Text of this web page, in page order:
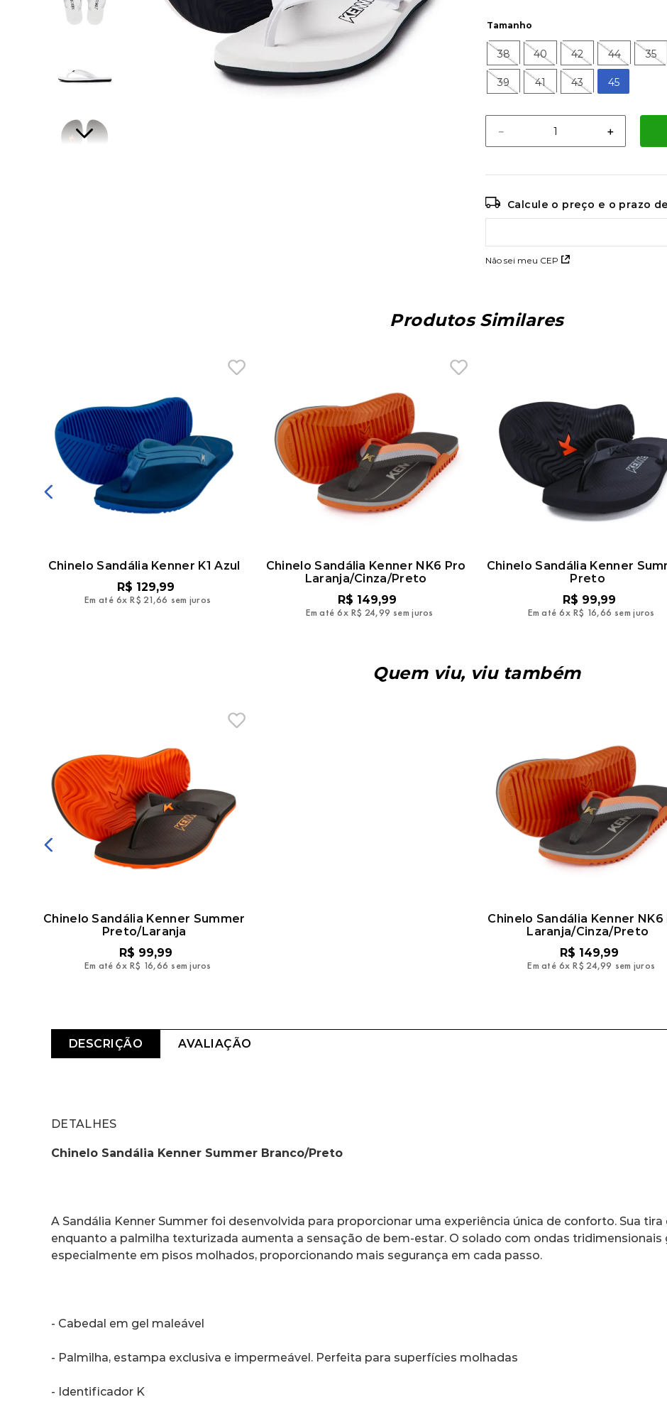
Tamanho
38 40 42 44 35
39 41 43 45
＋
－
Calcule o preço e o prazo
Não sei meu CEP
Produtos Similares
Chinelo Sandália Kenner K1 Azul
R$ 129,99
Em até 6x R$ 21,66 sem juros
Chinelo Sandália Kenner NK6 Pro
Laranja/Cinza/Preto
R$ 149,99
Em até 6x R$ 24,99 sem juros
Chinelo Sandália Kenner
Preto
R$ 99,99
Em até 6x R$ 16,66 sem juros
Quem viu, viu também
Chinelo Sandália Kenner Summer
Preto/Laranja
R$ 99,99
Em até 6x R$ 16,66 sem juros
Chinelo Sandália Kenner NK6
Laranja/Cinza/Preto
R$ 149,99
Em até 6x R$ 24,99 sem juros
DESCRIÇÃO AVALIAÇÃO
DETALHES
Chinelo Sandália Kenner Summer Branco/Preto
A Sandália Kenner Summer foi desenvolvida para proporcionar uma experiência única de conforto. Sua
enquanto a palmilha texturizada aumenta a sensação de bem-estar. O solado com ondas tridimensionais
especialmente em pisos molhados, proporcionando mais segurança em cada passo.
- Cabedal em gel maleável
- Palmilha, estampa exclusiva e impermeável. Perfeita para superfícies molhadas
- Identificador K